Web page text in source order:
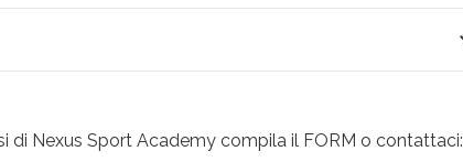
di Nexus Sport Academy compila il FORM o contattaci: